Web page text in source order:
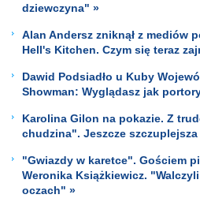
dziewczyna" »
Alan Andersz zniknął z mediów
Hell's Kitchen. Czym się teraz
Dawid Podsiadło u Kuby
Showman: Wyglądasz jak
Karolina Gilon na pokazie. Z
chudzina". Jeszcze
"Gwiazdy w karetce". Gościem
Weronika Książkiewicz.
oczach" »